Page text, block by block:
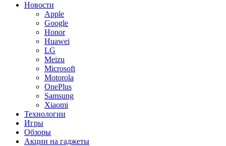
Новости
Apple
Google
Honor
Huawei
LG
Meizu
Microsoft
Motorola
OnePlus
Samsung
Xiaomi
Технологии
Игры
Обзоры
Акции на гаджеты